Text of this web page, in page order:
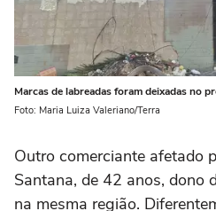
Marcas de labreadas foram deixadas no
Foto: Maria Luiza Valeriano/Terra
Outro comerciante afetado
Santana, de 42 anos, dono
na mesma região.